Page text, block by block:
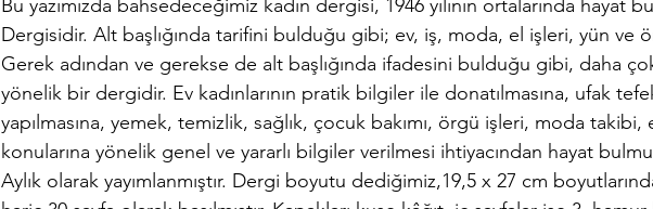
Bu yazımızda bahsedeceğimiz kadın dergisi, 1946 yılının ortalarında hayat
Dergisidir. Alt başlığında tarifini bulduğu gibi; ev, iş, moda, el işleri, yün ve
Gerek adından ve gerekse de alt başlığında ifadesini bulduğu gibi, daha
yönelik bir dergidir. Ev kadınlarının pratik bilgiler ile donatılmasına, ufak
yapılmasına, yemek, temizlik, sağlık, çocuk bakımı, örgü işleri, moda
konularına yönelik genel ve yararlı bilgiler verilmesi ihtiyacından hayat
Aylık olarak yayımlanmıştır. Dergi boyutu dediğimiz,19,5 x 27 cm